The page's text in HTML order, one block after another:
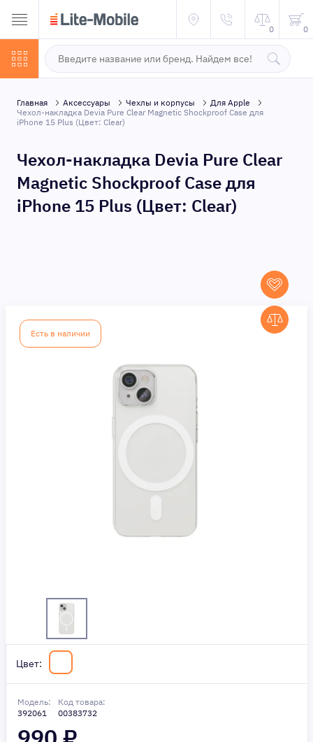
0 0
Главная Аксессуары Чехлы и корпусы
Для Apple
Чехол-накладка Devia Pure Clear Magnetic Shockproof Case для
iPhone 15 Plus (Цвет: Clear)
Чехол-накладка Devia Pure Clear
Magnetic Shockproof Case для
iPhone 15 Plus (Цвет: Clear)
Есть в наличии
Цвет:
Модель:
392061
Код товара:
00383732